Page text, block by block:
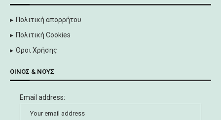
Πολιτική απορρήτου
Πολιτική Cookies
Όροι Χρήσης
ΟΊΝΟΣ & ΝΟΥΣ
Email address: